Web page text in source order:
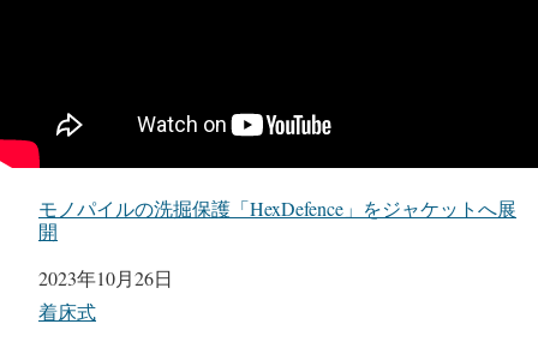
モノパイルの洗掘保護「HexDefence」をジャケットへ展
開
日付
2023年10月26日
関連理由
着床式